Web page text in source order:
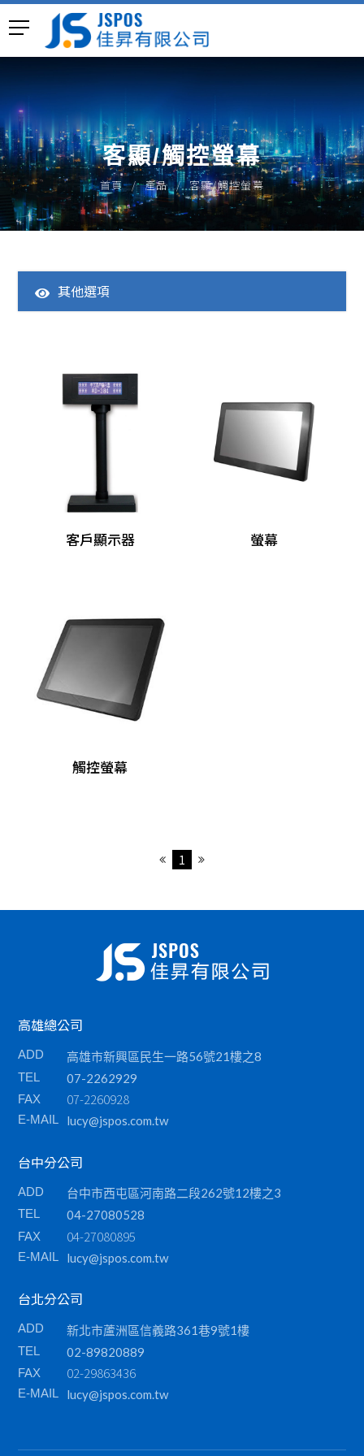
客顯/觸控螢幕
首頁 產品 客顯/觸控螢幕
其他選項
全部產品
分離式POS主機
自助點餐機
客顯/觸控螢幕
條碼標籤機
掃描器
客戶顯示器 螢幕
觸控螢幕
1
高雄總公司
ADD 高雄市新興區民生一路56號21樓之8
TEL 07-2262929
FAX 07-2260928
E-MAIL lucy@jspos.com.tw
台中分公司
ADD 台中市西屯區河南路二段262號12樓之3
TEL 04-27080528
FAX 04-27080895
E-MAIL lucy@jspos.com.tw
台北分公司
ADD 新北市蘆洲區信義路361巷9號1樓
TEL 02-89820889
FAX 02-29863436
E-MAIL lucy@jspos.com.tw